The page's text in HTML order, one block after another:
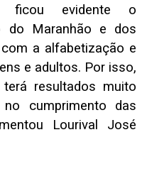
ficou evidente o
do Maranhão e dos
a alfabetização e
e adultos. Por isso,
resultados muito
cumprimento das
Lourival José